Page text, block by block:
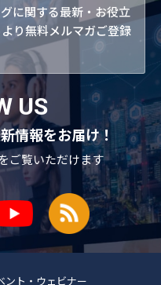
に関する最新・お役立
り無料メルマガご登録
US
情報をお届け！
ご覧いただけます
ント・ウェビナー